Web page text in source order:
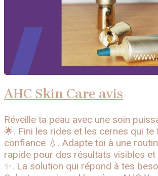
AHC Skin Care avis
Réveille ta peau avec une soin
🌟. Fini les rides et les cernes qui
confiance 💧. Adapte toi à une
rapide pour des résultats visibles et
✨. La solution qui répond à tes